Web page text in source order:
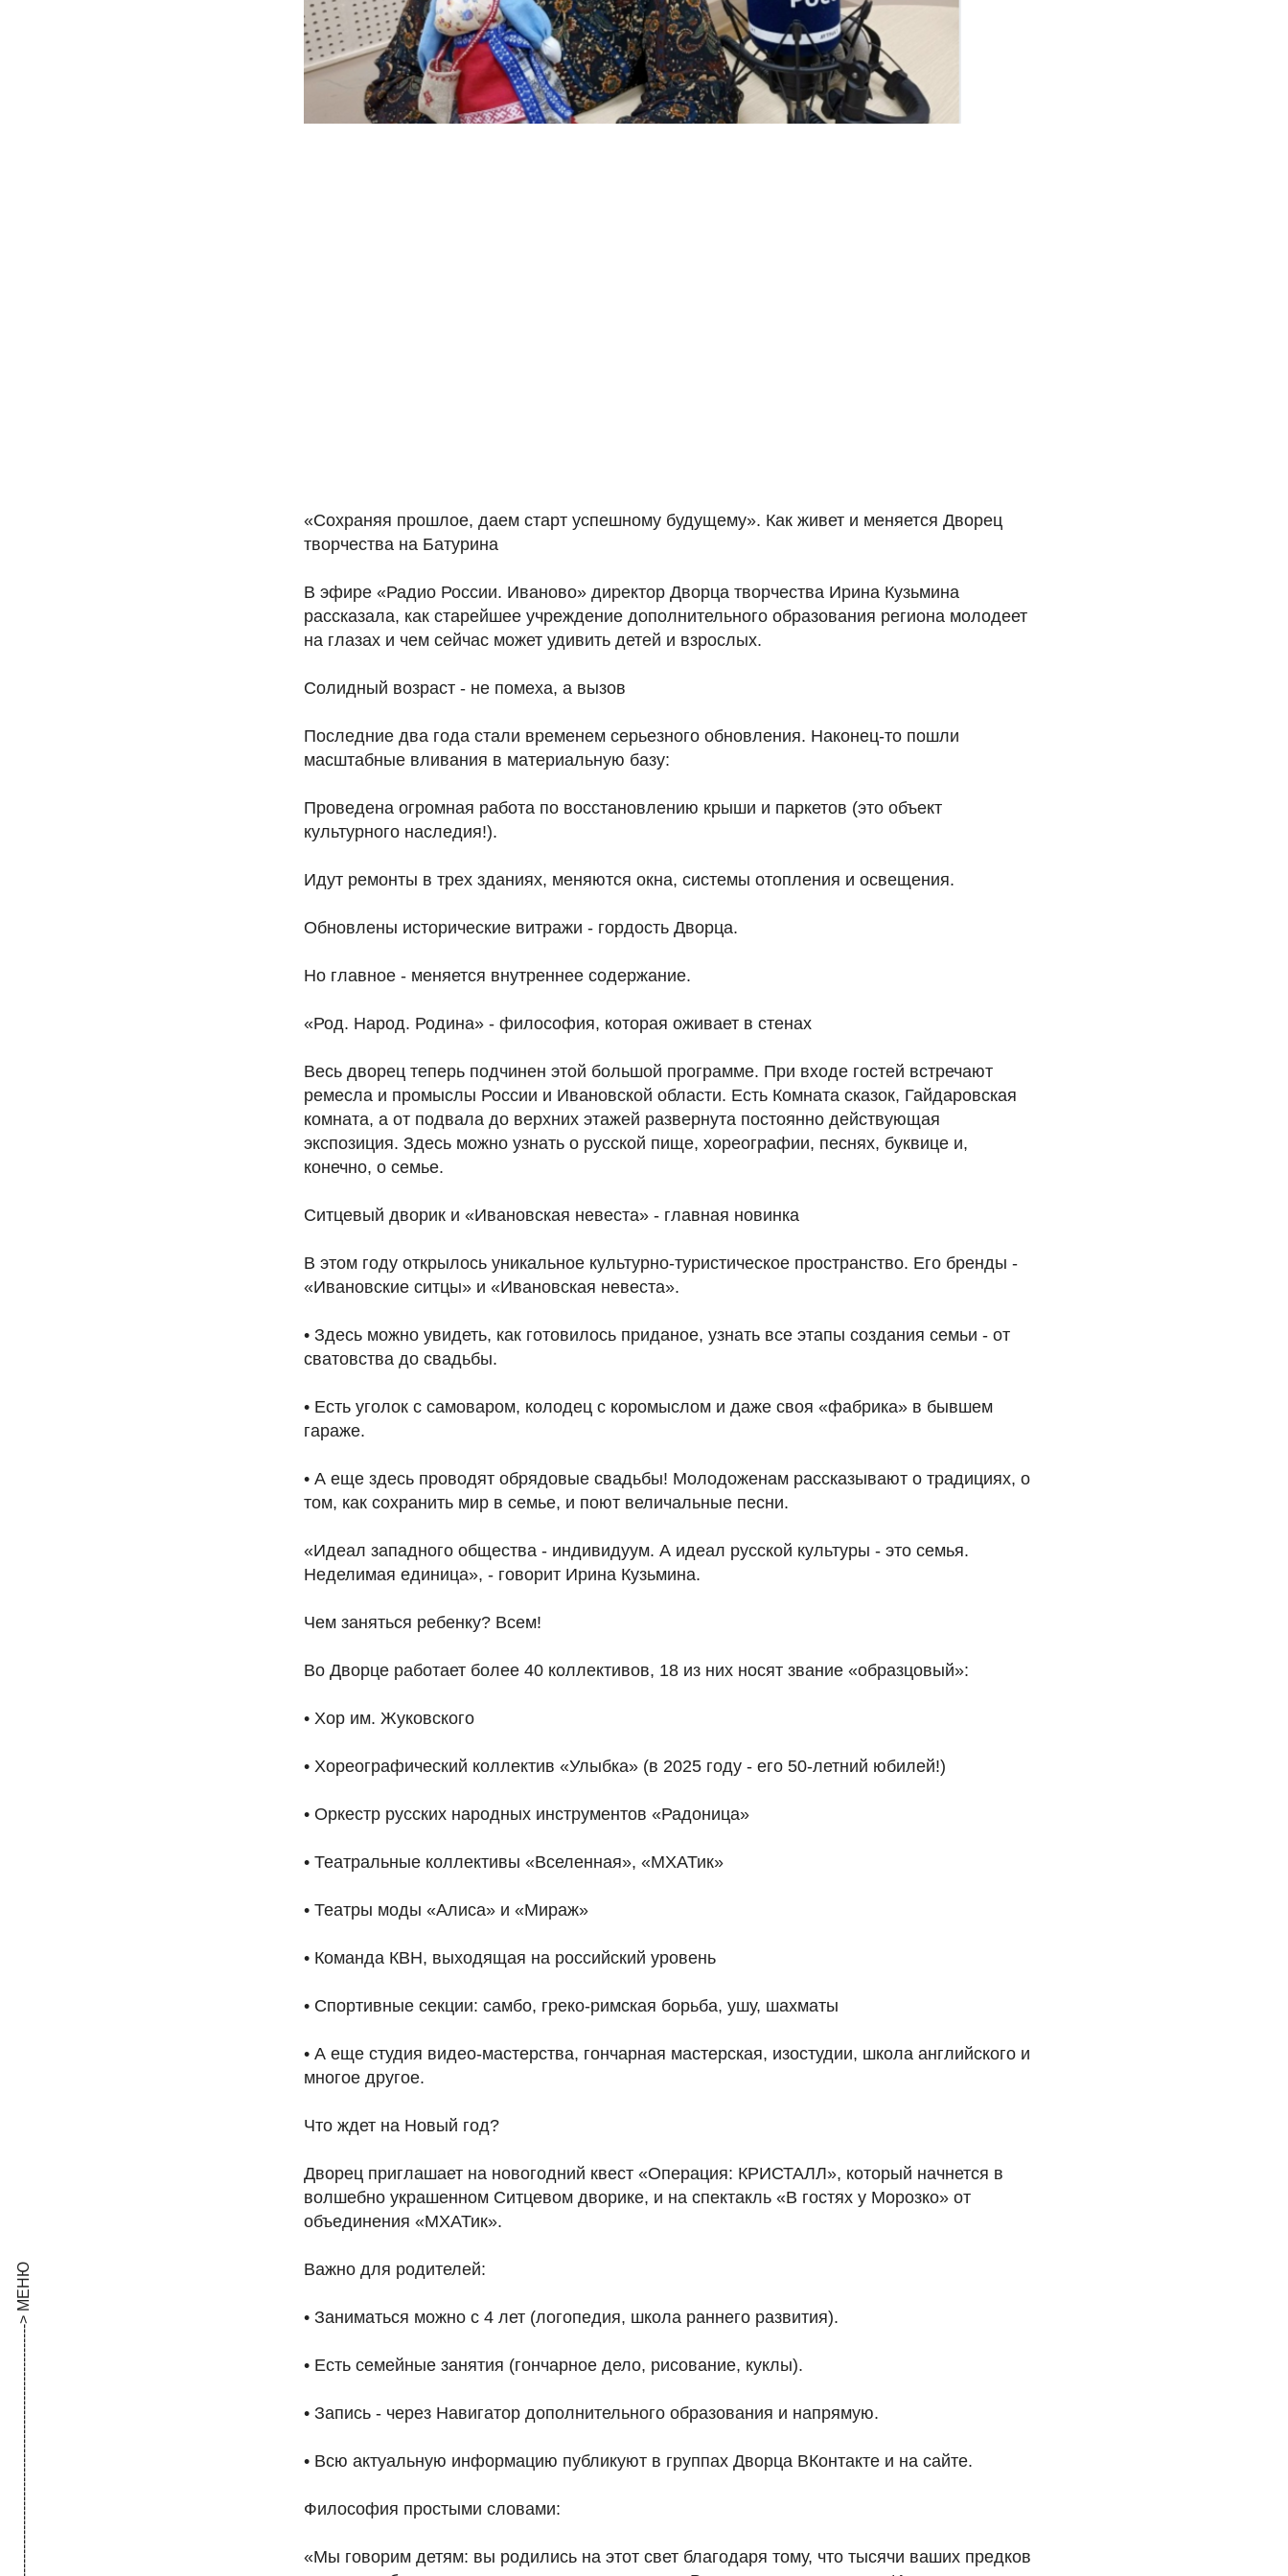
«Сохраняя прошлое, даем старт успешному будущему». Как живет и меняется Дворец
творчества на Батурина
В эфире «Радио России. Иваново» директор Дворца творчества Ирина Кузьмина
рассказала, как старейшее учреждение дополнительного образования региона молодеет
на глазах и чем сейчас может удивить детей и взрослых.
Солидный возраст - не помеха, а вызов
Последние два года стали временем серьезного обновления. Наконец-то пошли
масштабные вливания в материальную базу:
Проведена огромная работа по восстановлению крыши и паркетов (это объект
культурного наследия!).
Идут ремонты в трех зданиях, меняются окна, системы отопления и освещения.
Обновлены исторические витражи - гордость Дворца.
Но главное - меняется внутреннее содержание.
«Род. Народ. Родина» - философия, которая оживает в стенах
Весь дворец теперь подчинен этой большой программе. При входе гостей встречают
ремесла и промыслы России и Ивановской области. Есть Комната сказок, Гайдаровская
комната, а от подвала до верхних этажей развернута постоянно действующая
экспозиция. Здесь можно узнать о русской пище, хореографии, песнях, буквице и,
конечно, о семье.
Ситцевый дворик и «Ивановская невеста» - главная новинка
В этом году открылось уникальное культурно-туристическое пространство. Его бренды -
«Ивановские ситцы» и «Ивановская невеста».
• Здесь можно увидеть, как готовилось приданое, узнать все этапы создания семьи - от
сватовства до свадьбы.
• Есть уголок с самоваром, колодец с коромыслом и даже своя «фабрика» в бывшем
гараже.
• А еще здесь проводят обрядовые свадьбы! Молодоженам рассказывают о традициях, о
том, как сохранить мир в семье, и поют величальные песни.
«Идеал западного общества - индивидуум. А идеал русской культуры - это семья.
Неделимая единица», - говорит Ирина Кузьмина.
Чем заняться ребенку? Всем!
Во Дворце работает более 40 коллективов, 18 из них носят звание «образцовый»:
• Хор им. Жуковского
• Хореографический коллектив «Улыбка» (в 2025 году - его 50-летний юбилей!)
• Оркестр русских народных инструментов «Радоница»
• Театральные коллективы «Вселенная», «МХАТик»
• Театры моды «Алиса» и «Мираж»
• Команда КВН, выходящая на российский уровень
• Спортивные секции: самбо, греко-римская борьба, ушу, шахматы
• А еще студия видео-мастерства, гончарная мастерская, изостудии, школа английского и
многое другое.
Что ждет на Новый год?
Дворец приглашает на новогодний квест «Операция: КРИСТАЛЛ», который начнется в
волшебно украшенном Ситцевом дворике, и на спектакль «В гостях у Морозко» от
объединения «МХАТик».
Важно для родителей:
• Заниматься можно с 4 лет (логопедия, школа раннего развития).
• Есть семейные занятия (гончарное дело, рисование, куклы).
• Запись - через Навигатор дополнительного образования и напрямую.
• Всю актуальную информацию публикуют в группах Дворца ВКонтакте и на сайте.
Философия простыми словами:
«Мы говорим детям: вы родились на этот свет благодаря тому, что тысячи ваших предков